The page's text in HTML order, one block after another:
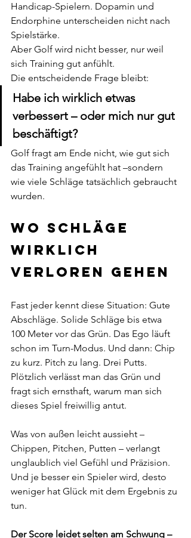
Handicap-Spielern. Dopamin und
Endorphine unterscheiden nicht nach
Spielstärke.
Aber Golf wird nicht besser, nur weil
sich Training gut anfühlt.
Die entscheidende Frage bleibt:
Habe ich wirklich etwas
verbessert – oder mich nur gut
beschäftigt?
Golf fragt am Ende nicht, wie gut sich
das Training angefühlt hat –sondern
wie viele Schläge tatsächlich gebraucht
wurden.
Wo Schläge
wirklich
verloren gehen
Fast jeder kennt diese Situation: Gute
Abschläge. Solide Schläge bis etwa
100 Meter vor das Grün. Das Ego läuft
schon im Turn-Modus. Und dann: Chip
zu kurz. Pitch zu lang. Drei Putts.
Plötzlich verlässt man das Grün und
fragt sich ernsthaft, warum man sich
dieses Spiel freiwillig antut.
Was von außen leicht aussieht –
Chippen, Pitchen, Putten – verlangt
unglaublich viel Gefühl und Präzision.
Und je besser ein Spieler wird, desto
weniger hat Glück mit dem Ergebnis zu
tun.
Der Score leidet selten am Schwung –